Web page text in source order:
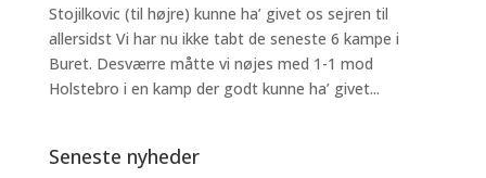
Stojilkovic (til højre) kunne ha’ givet os sejren til
allersidst Vi har nu ikke tabt de seneste 6 kampe i
Buret. Desværre måtte vi nøjes med 1-1 mod
Holstebro i en kamp der godt kunne ha’ givet...
Seneste nyheder